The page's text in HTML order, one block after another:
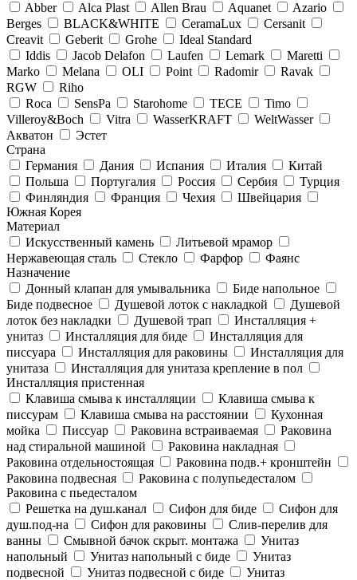
Abber
Alca Plast Allen Brau Aquanet
Azario
Berges
BLACK&WHITE CeramaLux
Cersanit
Creavit
Geberit Grohe
Ideal Standard
Iddis
Jacob Delafon Laufen Lemark
Maretti
Marko
Melana OLI Point Radomir
Ravak
RGW
Riho
Roca
SensPa Starohome TECE
Timo
Villeroy&Boсh
Vitra WasserKRAFT
WeltWasser
Акватон
Эстет
Страна
Германия
Дания Испания Италия
Китай
Польша
Португалия Россия Сербия
Турция
Финляндия
Франция Чехия
Швейцария
Южная Корея
Материал
Искусственный камень
Литьевой мрамор
Нержавеющая сталь
Стекло Фарфор
Фаянс
Назначение
Донный клапан для умывальника
Биде напольное
Биде подвесное
Душевой лоток с накладкой
Душевой
лоток без накладки
Душевой трап
Инсталляция +
унитаз
Инсталляция для биде
Инсталляция для
писсуара
Инсталляция для раковины
Инсталляция для
унитаза
Инсталляция для унитаза крепление в пол
Инсталляция пристенная
Клавиша смыва к инсталляции
Клавиша смыва к
писсурам
Клавиша смыва на расстоянии
Кухонная
мойка
Писсуар Раковина встраиваемая
Раковина
над стиральной машиной
Раковина накладная
Раковина отдельностоящая
Раковина подв.+ кронштейн
Раковина подвесная
Раковина с полупьедесталом
Раковина с пьедесталом
Решетка на душ.канал
Сифон для биде
Сифон для
душ.под-на
Сифон для раковины
Слив-перелив для
ванны
Смывной бачок скрыт. монтажа
Унитаз
напольный
Унитаз напольный с биде
Унитаз
подвесной
Унитаз подвесной с биде
Унитаз